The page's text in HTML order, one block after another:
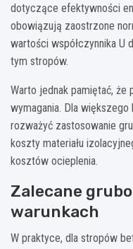
dotyczące efektywności
obowiązują zaostrzone
wartości współczynnika U
tym stropów.
Warto jednak pamiętać, że
wymagania. Dla
rozważyć zastosowanie
koszty materiału
kosztów ocieplenia.
Zalecane
warunkach
W praktyce, dla stropów